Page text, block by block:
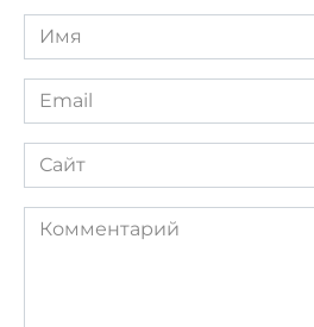
Имя
Email
Сайт
Комментарий